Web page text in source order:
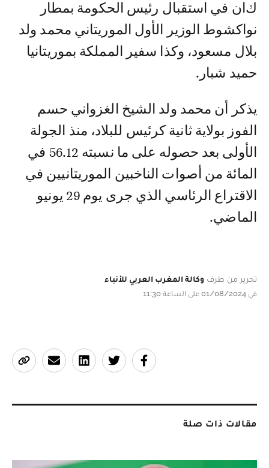
كان في استقبال رئيس الحكومة بمطار
نواكشوط الوزير الأول الموريتاني محمد ولد
بلال مسعود، وكذا سفير المملكة بموريتانيا
حميد شبار.
يذكر أن محمد ولد الشيخ الغزواني حسم
الفوز بولاية ثانية كرئيس للبلاد، منذ الجولة
الأولى بعد حصوله على ما نسبته 56.12 في
المائة من أصوات الناخبين الموريتانيين في
الاقتراع الرئاسي الذي جرى يوم 29 يونيو
الماضي.
تحرير من طرف وكالة المغرب العربي للأنباء
في 01/08/2024 على الساعة 11:30
مقالات ذات صلة